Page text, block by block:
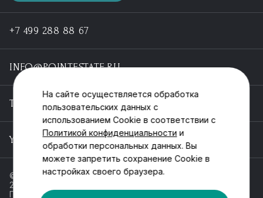
+7 499 288 88 67
INFO@POINTESTATE.RU
TELEGRAM
YOUTUBE
© ООО «Пойнт эстейт», ИНН 55546464612,
2013-2025
Политика обработки персональных данных
На сайте осуществляется обработка
пользовательских данных с
использованием Cookie в соответствии с
Политикой конфиденциальности и
обработки персональных данных. Вы
можете запретить сохранение Cookie в
настройках своего браузера.